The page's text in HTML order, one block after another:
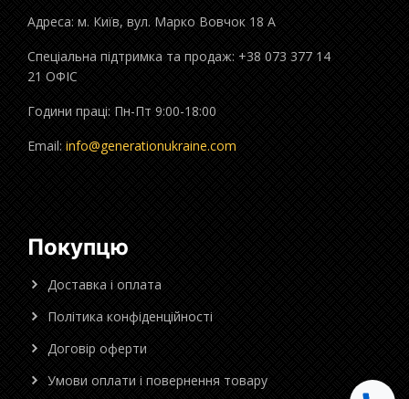
Адреса: м. Київ, вул. Марко Вовчок 18 А
Спеціальна підтримка та продаж: +38 073 377 14
21 ОФІС
Години праці: Пн-Пт 9:00-18:00
Email: info@generationukraine.com
Покупцю
Доставка і оплата
Політика конфіденційності
Договір оферти
Умови оплати і повернення товару